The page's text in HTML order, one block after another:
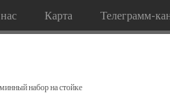
Карта Телеграмм-
набор на стойке